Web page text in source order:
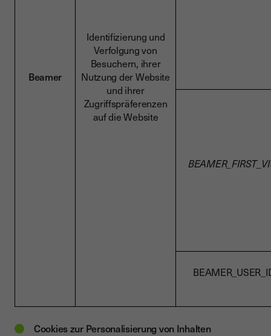
Beamer
Identifizierung und
Verfolgung von
Besuchern, ihrer
Nutzung der Website
und ihrer
Zugriffspräferenzen
auf die Website
Cookies zur Personalisierung von Inhalten